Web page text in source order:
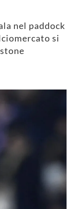
nel paddock
si